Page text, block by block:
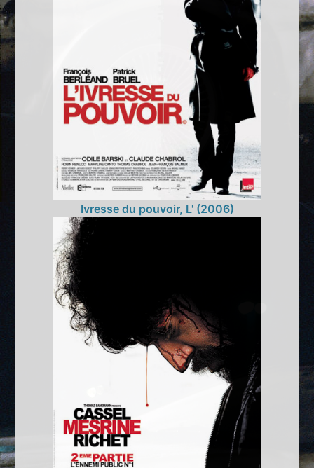
Ivresse du pouvoir, L' (2006)